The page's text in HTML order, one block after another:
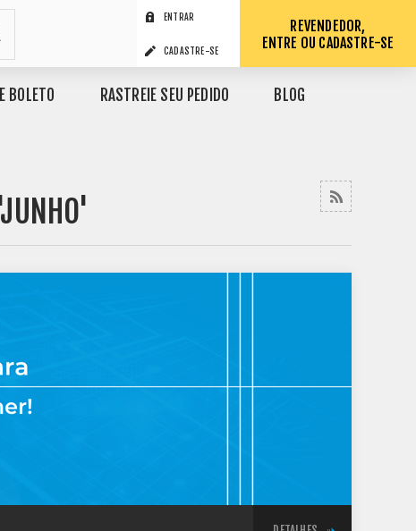
ENTRAR
CADASTRE-SE
REVENDEDOR,
ENTRE OU CADASTRE-SE
BOLETO RASTREIE SEU PEDIDO BLOG